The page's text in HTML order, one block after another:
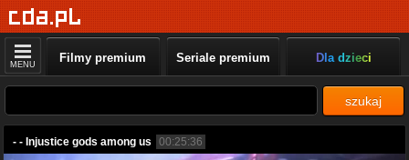
MENU Filmy premium Seriale premium Dla dzieci
szukaj
- - Injustice gods among us 00:25:36